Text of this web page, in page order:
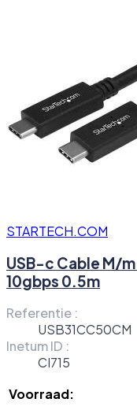
STARTECH.COM
USB-c Cable M/m
10gbps 0.5m
Referentie :
USB31CC50CM
Inetum ID :
CI715
Voorraad: